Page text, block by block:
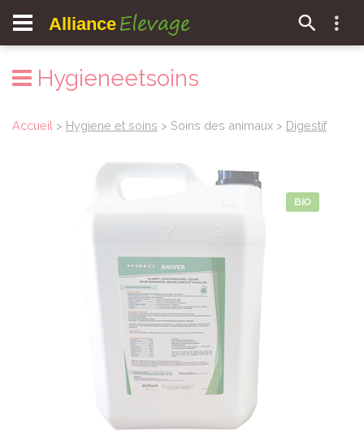
Alliance Elevage
Hygieneetsoins
Accueil > Hygiene et soins > Soins des animaux > Digestif
BIO